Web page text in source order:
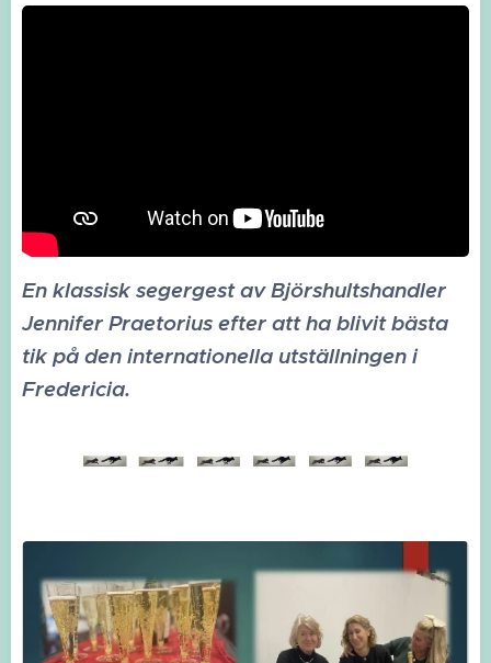
En klassisk segergest av Björshultshandler
Jennifer Praetorius efter att ha blivit bästa
tik på den internationella utställningen i
Fredericia.